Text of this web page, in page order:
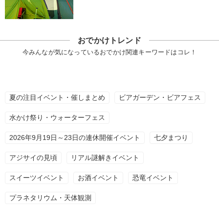
おでかけトレンド
今みんなが気になっているおでかけ関連キーワードはコレ！
夏の注目イベント・催しまとめ ビアガーデン・ビアフェス
水かけ祭り・ウォーターフェス
2026年9月19日～23日の連休開催イベント 七夕まつり
アジサイの見頃 リアル謎解きイベント
スイーツイベント お酒イベント 恐竜イベント
プラネタリウム・天体観測